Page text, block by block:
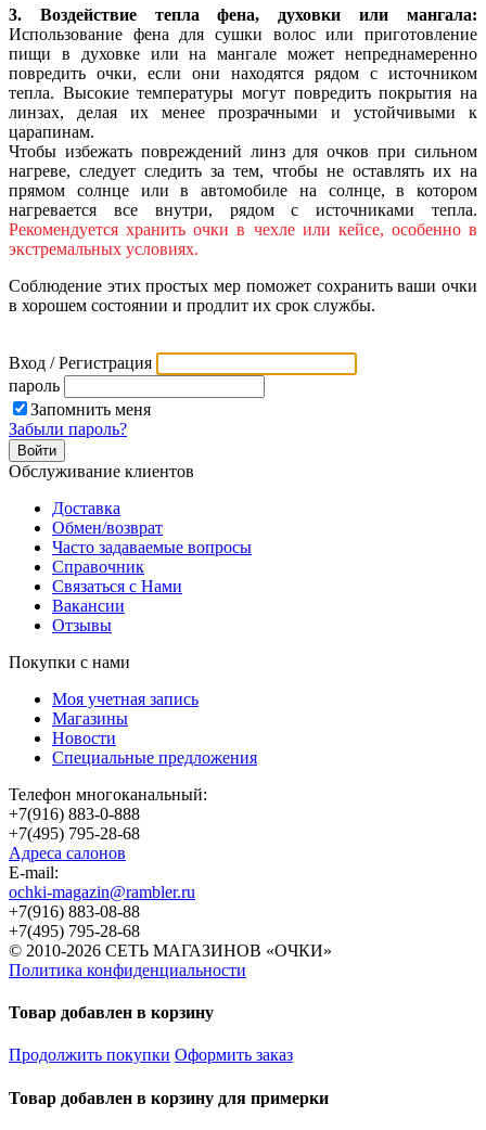
3. Воздействие тепла фена, духовки или мангала:
Использование фена для сушки волос или приготовление
пищи в духовке или на мангале может непреднамеренно
повредить очки, если они находятся рядом с источником
тепла. Высокие температуры могут повредить покрытия на
линзах, делая их менее прозрачными и устойчивыми к
царапинам.
Чтобы избежать повреждений линз для очков при сильном
нагреве, следует следить за тем, чтобы не оставлять их на
прямом солнце или в автомобиле на солнце, в котором
нагревается все внутри, рядом с источниками тепла.
Рекомендуется хранить очки в чехле или кейсе, особенно в
экстремальных условиях.
Соблюдение этих простых мер поможет сохранить ваши очки
в хорошем состоянии и продлит их срок службы.
Вход / Регистрация
пароль
Запомнить меня
Забыли пароль?
Обслуживание клиентов
Доставка
Обмен/возврат
Часто задаваемые вопросы
Справочник
Связаться с Нами
Вакансии
Отзывы
Покупки с нами
Моя учетная запись
Магазины
Новости
Специальные предложения
Телефон многоканальный:
+7(916) 883-0-888
+7(495) 795-28-68
Адреса салонов
Е-mail:
ochki-magazin@rambler.ru
+7(916) 883-08-88
+7(495) 795-28-68
© 2010-2026 СЕТЬ МАГАЗИНОВ «ОЧКИ»
Политика конфиденциальности
Товар добавлен в корзину
Продолжить покупки Оформить заказ
Товар добавлен в корзину для примерки